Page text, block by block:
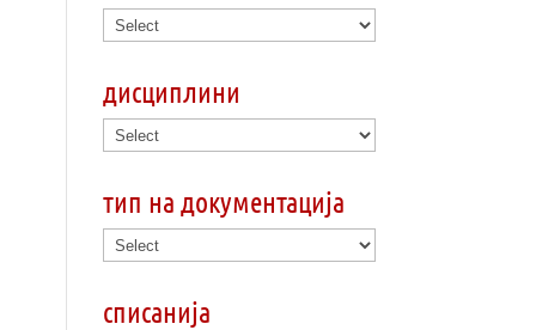
дисциплини
тип на документација
списанија